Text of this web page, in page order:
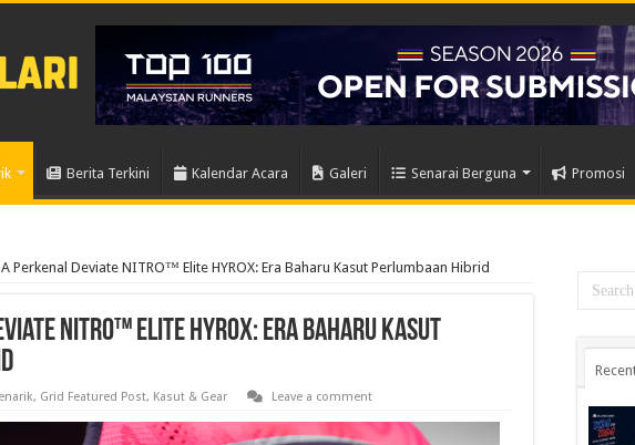
Berita Terkini Kalendar Acara Galeri Senarai Berguna Promosi
Perkenal Deviate NITRO™ Elite HYROX: Era Baharu Kasut Perlumbaan Hibrid
NITRO™ Elite HYROX: Era Baharu Kasut
, Grid Featured Post, Kasut & Gear Leave a comment